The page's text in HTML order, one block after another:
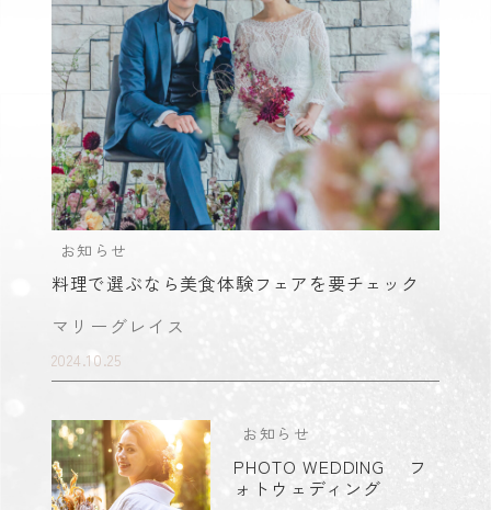
お知らせ
料理で選ぶなら美食体験フェアを要チェック
マリーグレイス
2024.10.25
お知らせ
PHOTO WEDDING フ
ォトウェディング